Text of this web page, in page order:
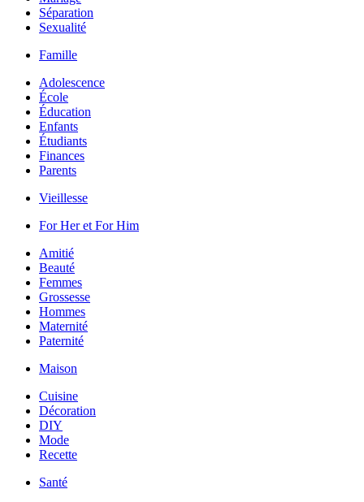
Séparation
Sexualité
Famille
Adolescence
École
Éducation
Enfants
Étudiants
Finances
Parents
Vieillesse
For Her et For Him
Amitié
Beauté
Femmes
Grossesse
Hommes
Maternité
Paternité
Maison
Cuisine
Décoration
DIY
Mode
Recette
Santé